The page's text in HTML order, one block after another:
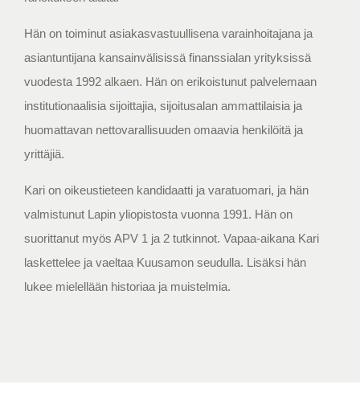
Hän on toiminut asiakasvastuullisena varainhoitajana ja
asiantuntijana kansainvälisissä finanssialan yrityksissä
vuodesta 1992 alkaen. Hän on erikoistunut palvelemaan
institutionaalisia sijoittajia, sijoitusalan ammattilaisia ja
huomattavan nettovarallisuuden omaavia henkilöitä ja
yrittäjiä.
Kari on oikeustieteen kandidaatti ja varatuomari, ja hän
valmistunut Lapin yliopistosta vuonna 1991. Hän on
suorittanut myös APV 1 ja 2 tutkinnot. Vapaa-aikana Kari
laskettelee ja vaeltaa Kuusamon seudulla. Lisäksi hän
lukee mielellään historiaa ja muistelmia.